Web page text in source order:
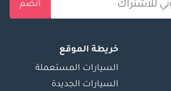
انضم
خريطة الموقع
السيارات المستعملة
السيارات الجديدة